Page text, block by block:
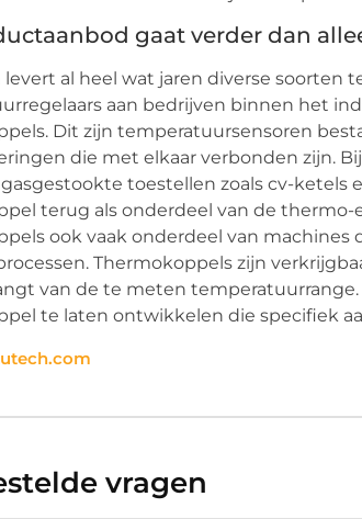
gaat verder dan
al heel wat jaren diverse soorten
aan bedrijven binnen het
Dit zijn temperatuursensoren
die met elkaar verbonden zijn.
toestellen zoals cv-ketels
terug als onderdeel van de thermo-
ook vaak onderdeel van
Thermokoppels zijn
van de te meten
te laten ontwikkelen die specifiek
vragen